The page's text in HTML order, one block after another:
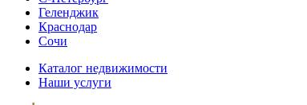
Геленджик
Краснодар
Сочи
Каталог недвижимости
Наши услуги